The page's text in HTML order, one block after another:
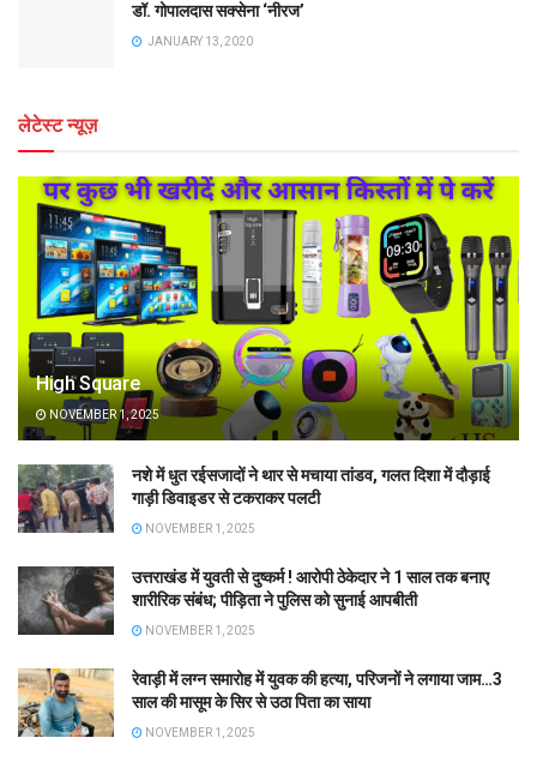
डॉ. गोपालदास सक्सेना ‘नीरज’
JANUARY 13, 2020
लेटेस्ट न्यूज़
High Square
NOVEMBER 1, 2025
नशे में धुत रईसजादों ने थार से मचाया तांडव, गलत दिशा में दौड़ाई
गाड़ी डिवाइडर से टकराकर पलटी
NOVEMBER 1, 2025
उत्तराखंड में युवती से दुष्कर्म ! आरोपी ठेकेदार ने 1 साल तक बनाए
शारीरिक संबंध; पीड़िता ने पुलिस को सुनाई आपबीती
NOVEMBER 1, 2025
रेवाड़ी में लग्न समारोह में युवक की हत्या, परिजनों ने लगाया जाम…3
साल की मासूम के सिर से उठा पिता का साया
NOVEMBER 1, 2025